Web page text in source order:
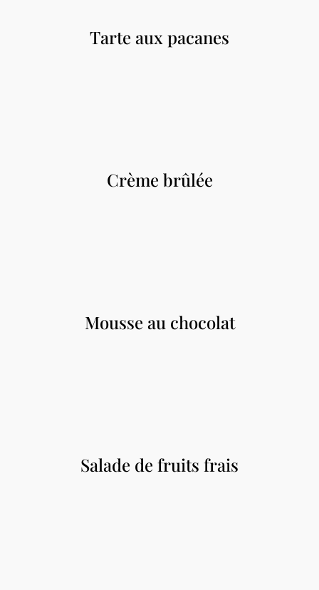
Tarte aux pacanes
Crème brûlée
Mousse au chocolat
Salade de fruits frais